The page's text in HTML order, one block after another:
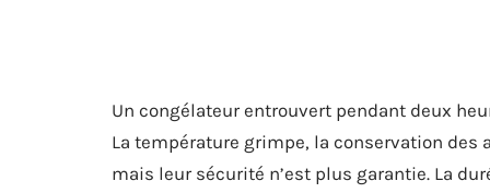
Un congélateur entrouvert pendant deux
La température grimpe, la conservation des
mais leur sécurité n’est plus garantie. La